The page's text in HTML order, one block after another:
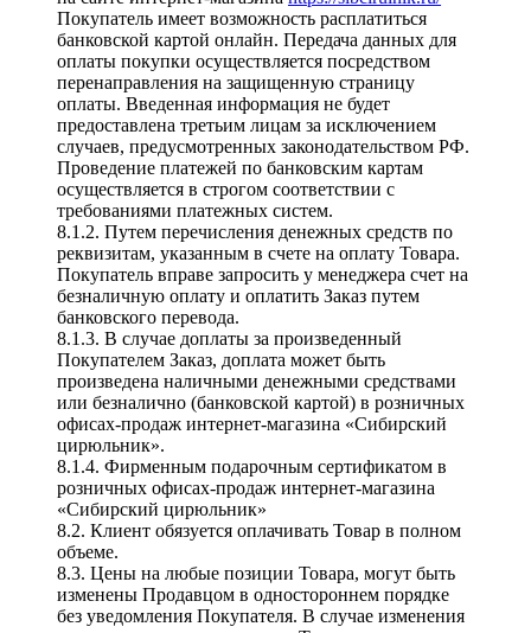
Покупатель имеет возможность расплатиться
банковской картой онлайн. Передача данных для
оплаты покупки осуществляется посредством
перенаправления на защищенную страницу
оплаты. Введенная информация не будет
предоставлена третьим лицам за исключением
случаев, предусмотренных законодательством РФ.
Проведение платежей по банковским картам
осуществляется в строгом соответствии с
требованиями платежных систем.
8.1.2. Путем перечисления денежных средств по
реквизитам, указанным в счете на оплату Товара.
Покупатель вправе запросить у менеджера счет на
безналичную оплату и оплатить Заказ путем
банковского перевода.
8.1.3. В случае доплаты за произведенный
Покупателем Заказ, доплата может быть
произведена наличными денежными средствами
или безналично (банковской картой) в розничных
офисах-продаж интернет-магазина «Сибирский
цирюльник».
8.1.4. Фирменным подарочным сертификатом в
розничных офисах-продаж интернет-магазина
«Сибирский цирюльник»
8.2. Клиент обязуется оплачивать Товар в полном
объеме.
8.3. Цены на любые позиции Товара, могут быть
изменены Продавцом в одностороннем порядке
без уведомления Покупателя. В случае изменения